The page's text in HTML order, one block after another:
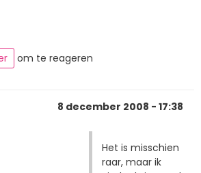
om te reageren
8 december 2008 - 17:38
Het is misschien
raar, maar ik